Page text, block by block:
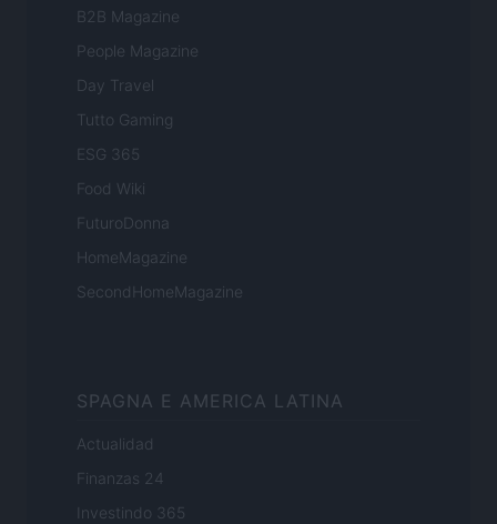
B2B Magazine
People Magazine
Day Travel
Tutto Gaming
ESG 365
Food Wiki
FuturoDonna
HomeMagazine
SecondHomeMagazine
SPAGNA E AMERICA LATINA
Actualidad
Finanzas 24
Investindo 365